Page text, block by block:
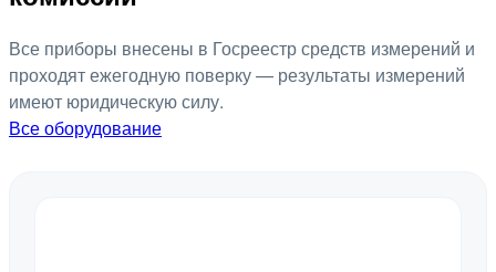
Все приборы внесены в Госреестр средств измерений и
проходят ежегодную поверку — результаты измерений
имеют юридическую силу.
Все оборудование